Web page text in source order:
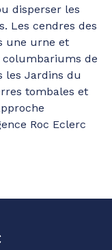
disperser les
Les cendres des
une urne et
columbariums de
les Jardins du
tombales et
Roc Eclerc